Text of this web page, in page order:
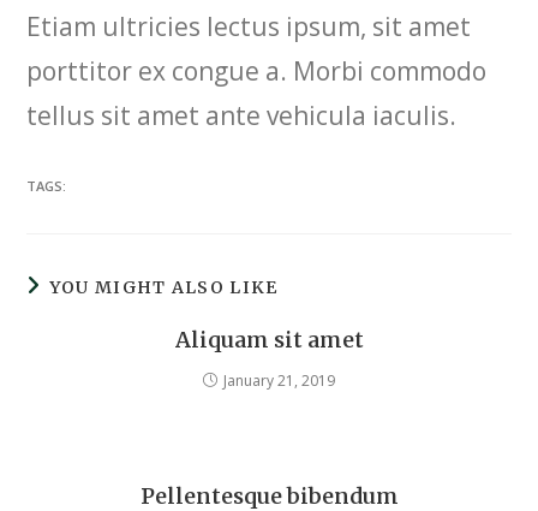
Etiam ultricies lectus ipsum, sit amet
porttitor ex congue a. Morbi commodo
tellus sit amet ante vehicula iaculis.
TAGS:
YOU MIGHT ALSO LIKE
Aliquam sit amet
January 21, 2019
Pellentesque bibendum